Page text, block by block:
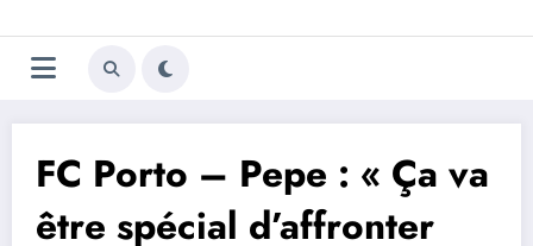
au
contenu
Trivela
L'actualité du football
FC Porto – Pepe : « Ça va
être spécial d’affronter